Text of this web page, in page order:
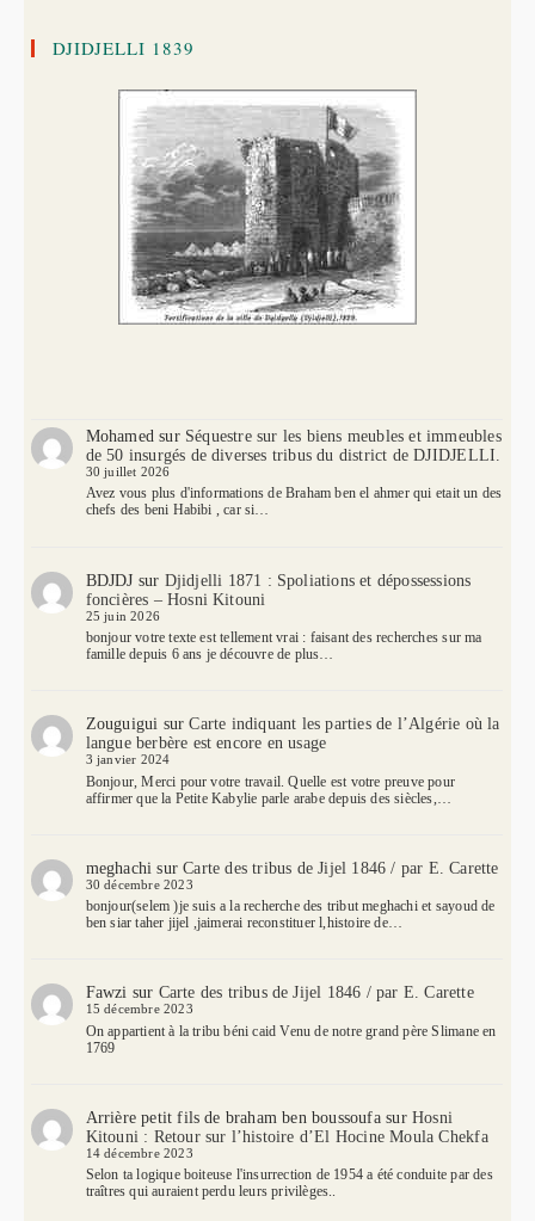
DJIDJELLI 1839
Mohamedsur Séquestre sur les biens meubles et immeubles
de 50 insurgés de diverses tribus du district de DJIDJELLI.
30 juillet 2026
Avez vous plus d'informations de Braham ben el ahmer qui etait un des
chefs des beni Habibi , car si…
BDJDJ sur Djidjelli 1871 : Spoliations et dépossessions
foncières – Hosni Kitouni
25 juin 2026
bonjour votre texte est tellement vrai : faisant des recherches sur ma
famille depuis 6 ans je découvre de plus…
Zouguigui surCarte indiquant les parties de l’Algérie où la
langue berbère est encore en usage
3 janvier 2024
Bonjour, Merci pour votre travail. Quelle est votre preuve pour
affirmer que la Petite Kabylie parle arabe depuis des siècles,…
meghachi surCarte des tribus de Jijel 1846 / par E. Carette
30 décembre 2023
bonjour(selem )je suis a la recherche des tribut meghachi et sayoud de
ben siar taher jijel ,jaimerai reconstituer l,histoire de…
Fawzi sur Carte des tribus de Jijel 1846 / par E. Carette
15 décembre 2023
On appartient à la tribu béni caid Venu de notre grand père Slimane en
1769
Arrière petit fils de braham ben boussoufasur Hosni
Kitouni : Retour sur l’histoire d’El Hocine Moula Chekfa
14 décembre 2023
Selon ta logique boiteuse l'insurrection de 1954 a été conduite par des
traîtres qui auraient perdu leurs privilèges..